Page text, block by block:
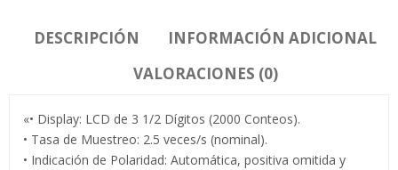
DESCRIPCIÓN
INFORMACIÓN ADICIONAL
VALORACIONES (0)
«• Display: LCD de 3 1/2 Dígitos (2000 Conteos).
• Tasa de Muestreo: 2.5 veces/s (nominal).
• Indicación de Polaridad: Automática, positiva omitida y